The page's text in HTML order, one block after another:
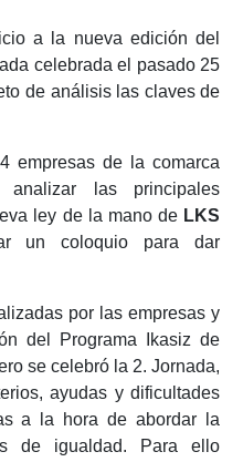
a la nueva edición del
celebrada el pasado 25
de análisis las claves de
empresas de la comarca
las principales
ley de la mano de LKS
un coloquio para dar
por las empresas y
del Programa Ikasiz de
se celebró la 2. Jornada,
ayudas y dificultades
a la hora de abordar la
de igualdad. Para ello